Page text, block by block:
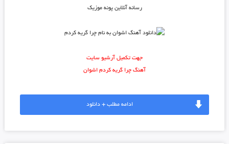
رسانه آنلاین پونه موزیک
جهت تکمیل آرشیو سایت
آهنگ چرا گریه کردم اشوان
ادامه مطلب + دانلود